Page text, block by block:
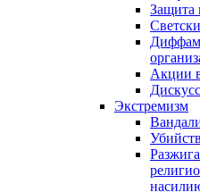
Защита
Акции
Экстремизм